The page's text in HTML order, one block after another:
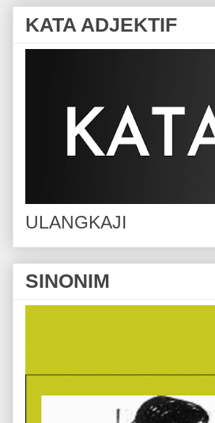
KATA ADJEKTIF
ULANGKAJI
SINONIM